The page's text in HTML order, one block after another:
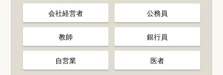
会社経営者 公務員
教師 銀行員
自営業 医者